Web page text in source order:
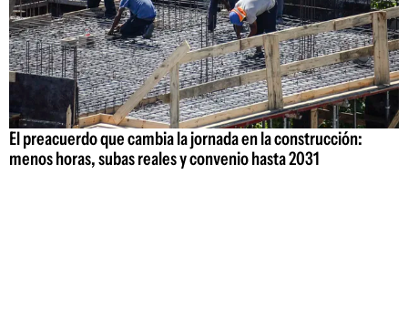
El preacuerdo que cambia la jornada en la construcción:
menos horas, subas reales y convenio hasta 2031